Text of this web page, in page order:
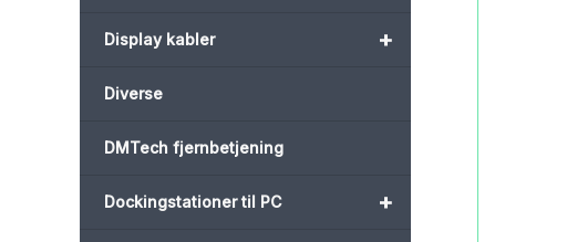
+
Display kabler
Diverse
DMTech fjernbetjening
+
Dockingstationer til PC